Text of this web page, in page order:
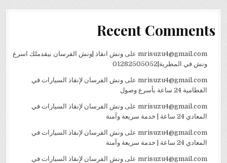
Recent Comments
mrisuzu4@gmail.comعلى ونش انقاذ |ونش الفرسان بيقدملك اسرع
ونش في المطرية|01282505052
mrisuzu4@gmail.comعلى ونش الفرسان لإنقاذ السيارات في
القطامية 24 ساعة بأسرع وصول
mrisuzu4@gmail.comعلى ونش الفرسان لإنقاذ السيارات في
المعادي 24 ساعة | خدمة سريعة وآمنة
mrisuzu4@gmail.comعلى ونش الفرسان لإنقاذ السيارات في
المعادي 24 ساعة | خدمة سريعة وآمنة
mrisuzu4@gmail.comعلى ونش الفرسان لإنقاذ السيارات في